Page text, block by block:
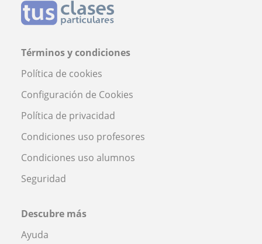
Términos y condiciones
Política de cookies
Configuración de Cookies
Política de privacidad
Condiciones uso profesores
Condiciones uso alumnos
Seguridad
Descubre más
Ayuda